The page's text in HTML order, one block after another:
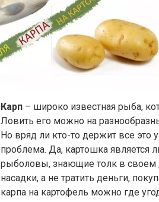
Карп – широко известная рыба,
Ловить его можно на
Но вряд ли кто-то держит все это
проблема. Да, картошка
рыболовы, знающие толк в своем
насадки, а не тратить деньги,
карпа на картофель можно где